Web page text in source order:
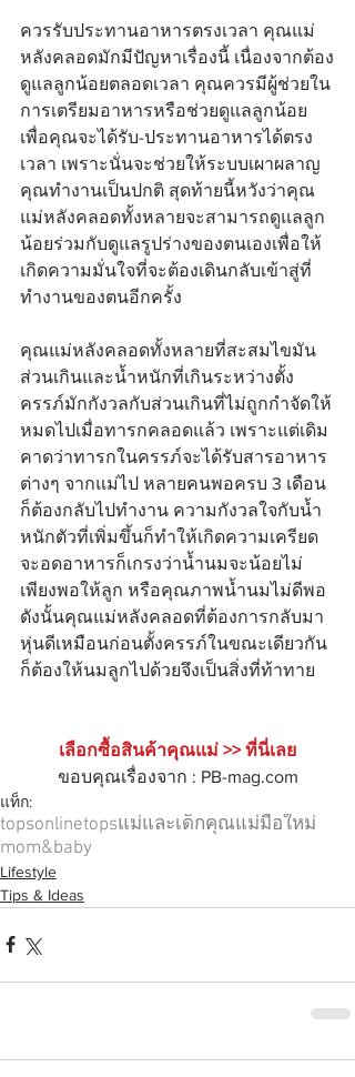
ควรรับประทานอาหารตรงเวลา คุณแม่
หลังคลอดมักมีปัญหาเรื่องนี้ เนื่องจากต้อง
ดูแลลูกน้อยตลอดเวลา คุณควรมีผู้ช่วยใน
การเตรียมอาหารหรือช่วยดูแลลูกน้อย
เพื่อคุณจะได้รับ-ประทานอาหารได้ตรง
เวลา เพราะนั่นจะช่วยให้ระบบเผาผลาญ
คุณทำงานเป็นปกติ สุดท้ายนี้หวังว่าคุณ
แม่หลังคลอดทั้งหลายจะสามารถดูแลลูก
น้อยร่วมกับดูแลรูปร่างของตนเองเพื่อให้
เกิดความมั่นใจที่จะต้องเดินกลับเข้าสู่ที่
ทำงานของตนอีกครั้ง
คุณแม่หลังคลอดทั้งหลายที่สะสมไขมัน
ส่วนเกินและน้ำหนักที่เกินระหว่างตั้ง
ครรภ์มักกังวลกับส่วนเกินที่ไม่ถูกกำจัดให้
หมดไปเมื่อทารกคลอดแล้ว เพราะแต่เดิม
คาดว่าทารกในครรภ์จะได้รับสารอาหาร
ต่างๆ จากแม่ไป หลายคนพอครบ 3 เดือน
ก็ต้องกลับไปทำงาน ความกังวลใจกับน้ำ
หนักตัวที่เพิ่มขึ้นก็ทำให้เกิดความเครียด
จะอดอาหารก็เกรงว่าน้ำนมจะน้อยไม่
เพียงพอให้ลูก หรือคุณภาพน้ำนมไม่ดีพอ
ดังนั้นคุณแม่หลังคลอดที่ต้องการกลับมา
หุ่นดีเหมือนก่อนตั้งครรภ์ในขณะเดียวกัน
ก็ต้องให้นมลูกไปด้วยจึงเป็นสิ่งที่ท้าทาย
เลือกซื้อสินค้าคุณแม่ >> ที่นี่เลย
ขอบคุณเรื่องจาก : PB-mag.com
แท็ก:
topsonlinetopsแม่และเด็กคุณแม่มือใหม่
mom&baby
Lifestyle
Tips & Ideas